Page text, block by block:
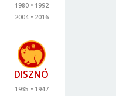
1980
1992
2004
2016
DISZNÓ
1935
1947